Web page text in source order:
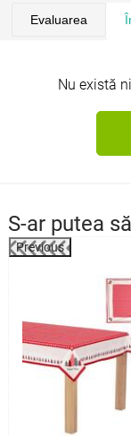
Evaluarea
Nu există
S-ar putea
Previous